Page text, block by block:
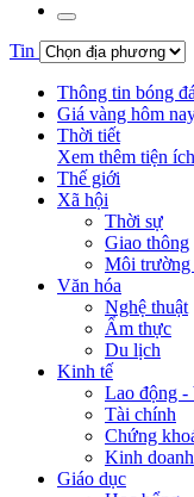
Tin
Thông tin bóng đá
Giá vàng hôm
Thời tiết
Xem thêm tiện ích
Thế giới
Xã hội
Thời sự
Giao thông
Môi trường
Văn hóa
Nghệ thuật
Ẩm thực
Du lịch
Kinh tế
Lao động -
Tài chính
Chứng
Kinh doanh
Giáo dục